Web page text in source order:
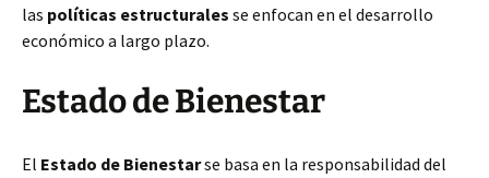
las políticas estructurales se enfocan en el desarrollo
económico a largo plazo.
Estado de Bienestar
El Estado de Bienestarse basa en la responsabilidad del